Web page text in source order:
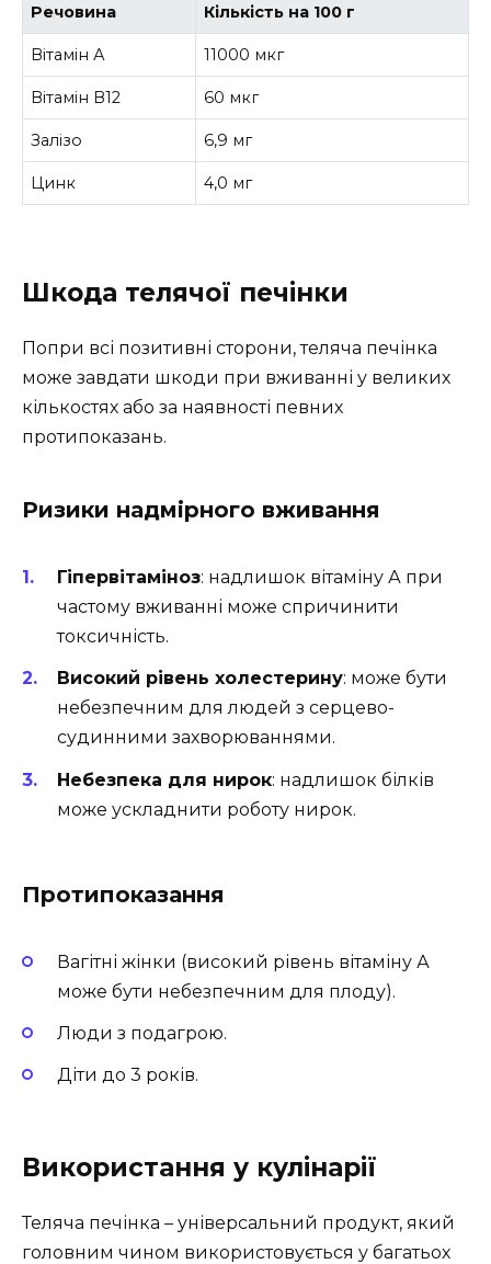
Речовина Кількість на 100 г
Вітамін А 11000 мкг
Вітамін В12 60 мкг
Залізо 6,9 мг
Цинк 4,0 мг
Шкода телячої печінки
Попри всі позитивні сторони, теляча печінка
може завдати шкоди при вживанні у великих
кількостях або за наявності певних
протипоказань.
Ризики надмірного вживання
Гіпервітаміноз: надлишок вітаміну А при
частому вживанні може спричинити
токсичність.
Високий рівень холестерину: може бути
небезпечним для людей з серцево-
судинними захворюваннями.
Небезпека для нирок: надлишок білків
може ускладнити роботу нирок.
Протипоказання
Вагітні жінки (високий рівень вітаміну А
може бути небезпечним для плоду).
Люди з подагрою.
Діти до 3 років.
Використання у кулінарії
Теляча печінка – універсальний продукт, який
головним чином використовується у багатьох